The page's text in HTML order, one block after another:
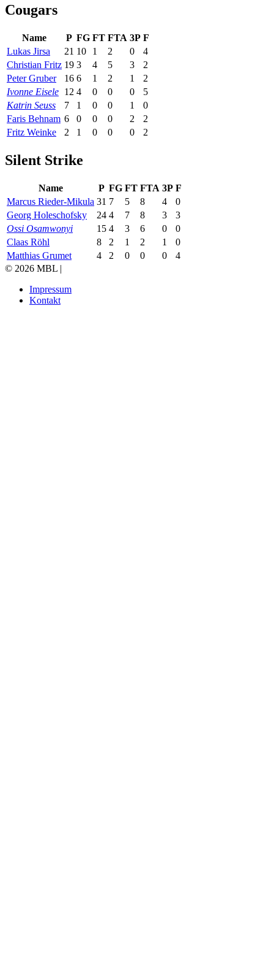
Cougars
Name P FG FT FTA 3P F
Lukas Jirsa
21 10 1 2 0
4
Christian Fritz 19 3 4 5 3
2
Peter Gruber
16 6 1 2 1
2
Ivonne Eisele 12 4 0 0 0
5
Katrin Seuss
7 1 0 0 1
0
Faris Behnam 6 0 0 0 2
2
Fritz Weinke
2 1 0 0 0 2
Silent Strike
Name P FG FT FTA 3P F
Marcus Rieder-Mikula 31 7 5 8 4
0
Georg Holeschofsky
24 4 7 8 3
3
Ossi Osamwonyi
15 4 3 6 0
0
Claas Röhl
8 2 1 2 1
0
Matthias Grumet
4 2 0 0 0
4
© 2026 MBL |
Impressum
Kontakt